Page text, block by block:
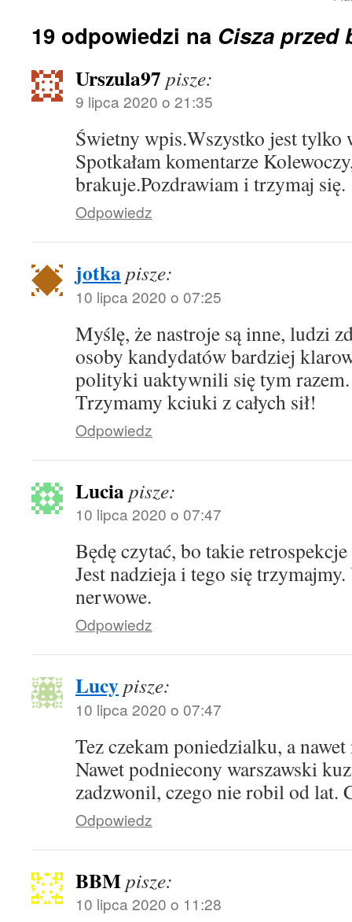
19 odpowiedzi na Cisza przed
Urszula97 pisze:
9 lipca 2020 o 21:35
Świetny wpis.Wszystko jest
Spotkałam komentarze
brakuje.Pozdrawiam i trzymaj się.
Odpowiedz
jotkapisze:
10 lipca 2020 o 07:25
Myślę, że nastroje są inne, ludzi
osoby kandydatów bardziej
polityki uaktywnili się tym razem.
Trzymamy kciuki z całych sił!
Odpowiedz
Luciapisze:
10 lipca 2020 o 07:47
Będę czytać, bo takie
Jest nadzieja i tego się
nerwowe.
Odpowiedz
Lucypisze:
10 lipca 2020 o 07:47
Tez czekam poniedzialku, a
Nawet podniecony warszawski
zadzwonil, czego nie robil od lat.
Odpowiedz
BBMpisze:
10 lipca 2020 o 11:28